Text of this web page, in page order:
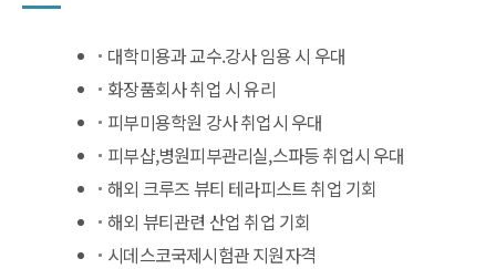
대학미용과 교수.강사 임용 시 우대
화장품회사 취업 시 유리
피부미용학원 강사 취업시 우대
피부샵,병원피부관리실,스파등 취업시 우대
해외 크루즈 뷰티 테라피스트 취업 기회
해외 뷰티관련 산업 취업 기회
시데스코국제시험관 지원자격